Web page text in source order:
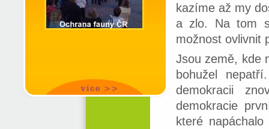
kazíme až my
a zlo. Na tom
možnost ovlivnit
Jsou země, kde
bohužel
demokracii
demokracie
které